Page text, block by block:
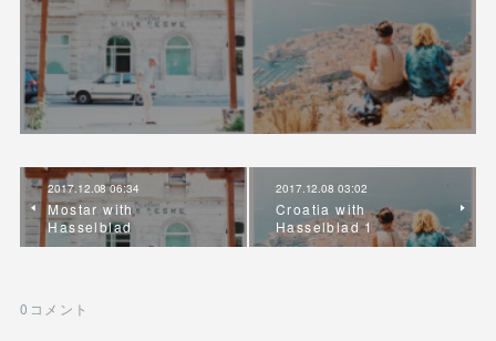
2017.12.08 06:34
Mostar with
Hasselblad
2017.12.08 03:02
Croatia with
Hasselblad 1
0 コメント